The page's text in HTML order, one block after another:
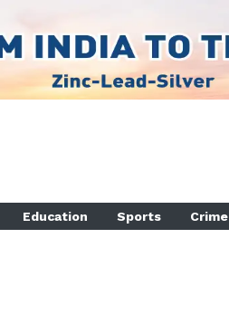
Education Sports Crime